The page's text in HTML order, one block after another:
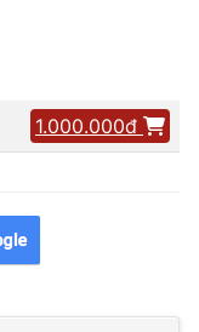
1.000.000đ